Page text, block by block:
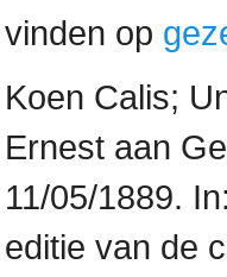
vinden op
Koen Calis;
Ernest aan
11/05/1889.
editie van de